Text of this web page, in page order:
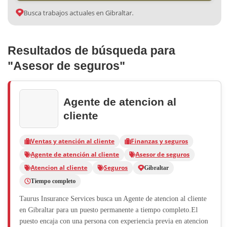
Busca trabajos actuales en Gibraltar.
Resultados de búsqueda para
"Asesor de seguros"
Agente de atencion al
cliente
Ventas y atención al cliente
Finanzas y seguros
Agente de atención al cliente
Asesor de seguros
Atencion al cliente
Seguros
Gibraltar
Tiempo completo
Taurus Insurance Services busca un Agente de atencion al cliente
en Gibraltar para un puesto permanente a tiempo completo.El
puesto encaja con una persona con experiencia previa en atencion